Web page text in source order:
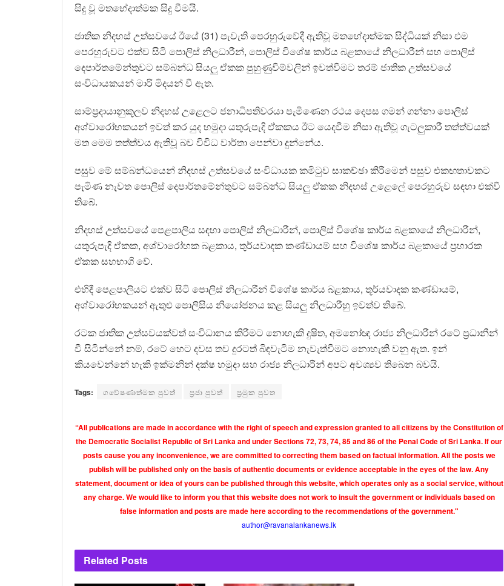
සිදු වූ මතභේදාත්මක සිදු වීමයි.
ජාතික නිදහස් උත්සවයේ ඊයේ (31) පැවැති පෙරහුරුවේදී ඇතිවූ මතභේදාත්මක සිද්ධියක් නිසා එම
පෙරහුරුවට එක්ව සිටි පොලිස් නිලධාරීන්, පොලිස් විශේෂ කාර්ය බළකායේ නිලධාරීන් සහ පොලිස්
දෙපාර්තමේන්තුවට සම්බන්ධ සියලු ඒකක පුහුණුවීම්වලින් ඉවත්වීමට තරම් ජාතික උත්සවයේ
සංවිධායකයන් මාරි මිදයන් වී ඇත.
සාම්ප්‍රදායානුකූලව නිදහස් උළෙලට ජනාධිපතිවරයා පැමිණෙන රථය දෙපස ගමන් ගන්නා පොලිස්
අශ්වාරෝහකයන් ඉවත් කර යුද හමුදා යතුරුපැදි ඒකකය ඊට යෙදවීම නිසා ඇතිවූ ගැටලුකාරී තත්ත්වයක්
මත මෙම තත්ත්වය ඇතිවූ බව විවිධ වාර්තා පෙන්වා දුන්නේය.
පසුව මේ සම්බන්ධයෙන් නිදහස් උත්සවයේ සංවිධායක කමිටුව සාකච්ඡා කිරීමෙන් පසුව එකඟතාවකට
පැමිණ නැවත පොලිස් දෙපාර්තමේන්තුවට සම්බන්ධ සියලු ඒකක නිදහස් උළෙලේ පෙරහුරුව සඳහා එක්වී
තිබේ.
නිදහස් උත්සවයේ පෙළපාලිය සඳහා පොලිස් නිලධාරීන්, පොලිස් විශේෂ කාර්ය බළකායේ නිලධාරීන්,
යතුරුපැදි ඒකක, අශ්වාරෝහක බළකාය, තුර්යවාදක කණ්ඩායම් සහ විශේෂ කාර්ය බළකායේ ප්‍රහාරක
ඒකක සහභාගි වේ.
එහිදී පෙළපාලියට එක්ව සිටි පොලිස් නිලධාරීන් විශේෂ කාර්ය බළකාය, තූර්යවාදක කණ්ඩායම්,
අශ්වාරෝහකයන් ඇතුළු පොලිසිය නියෝජනය කළ සියලු නිලධාරීහු ඉවත්ව තිබේ.
රටක ජාතික උත්සවයක්වත් සංවිධානය කිරීමට නොහැකි දුෂිත, අමනෝඥ රාජ්‍ය නිලධාරීන් රටේ ප්‍රධානීන්
වී සිටින්නේ නම්, රටේ හෙට දවස තව දුරටත් බිඳවැටිම නැවැත්වීමට නොහැකි වනු ඇත. ඉන්
කියවෙන්නේ හැකි ඉක්මනින් දක්ෂ හමුදා සහ රාජ්‍ය නිලධාරීන් අපට අවශ්‍යව තිබෙන බවයි.
Tags: ගවේෂණාත්මක පුවත් ප්‍රජා පුවත් ප්‍රමුක පුවත
“All publications are made in accordance with the right of speech and expression granted to all citizens by the Constitution of
the Democratic Socialist Republic of Sri Lanka and under Sections 72, 73, 74, 85 and 86 of the Penal Code of Sri Lanka. If our
posts cause you any inconvenience, we are committed to correcting them based on factual information. All the posts we
publish will be published only on the basis of authentic documents or evidence acceptable in the eyes of the law. Any
statement, document or idea of yours can be published through this website, which operates only as a social service, without
any charge. We would like to inform you that this website does not work to insult the government or individuals based on
false information and posts are made here according to the recommendations of the government."
author@ravanalankanews.lk
Related Posts